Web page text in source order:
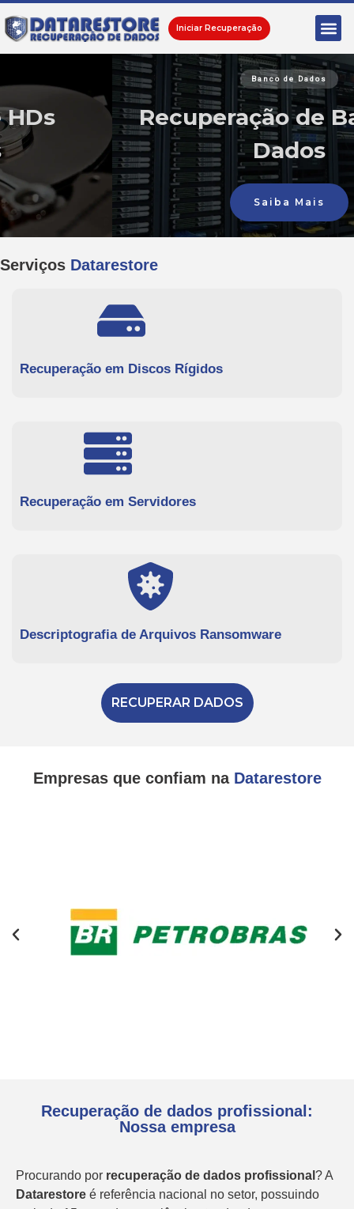
Iniciar Recuperação
Banco de Dados
Recuperação de Banco de
Dados
Saiba Mais
Serviços Datarestore
Recuperação em Discos Rígidos
Recuperação em Servidores
Descriptografia de Arquivos Ransomware
RECUPERAR DADOS
Empresas que confiam na Datarestore
Recuperação de dados profissional:
Nossa empresa
Procurando por recuperação de dados profissional ? A
Datarestore é referência nacional no setor, possuindo